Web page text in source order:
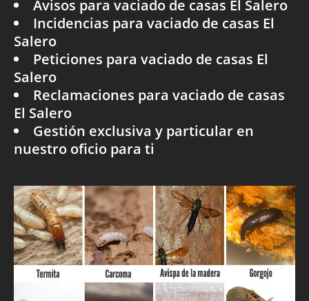
Avisos para vaciado de casas El Salero
Incidencias para vaciado de casas El
Salero
Peticiones para vaciado de casas El
Salero
Reclamaciones para vaciado de casas
El Salero
Gestión exclusiva y particular en
nuestro oficio para ti